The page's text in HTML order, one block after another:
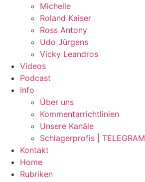
Michelle
Roland Kaiser
Ross Antony
Udo Jürgens
Vicky Leandros
Videos
Podcast
Info
Über uns
Kommentarrichtlinien
Unsere Kanäle
Schlagerprofis | TELEGRAM
Kontakt
Home
Rubriken